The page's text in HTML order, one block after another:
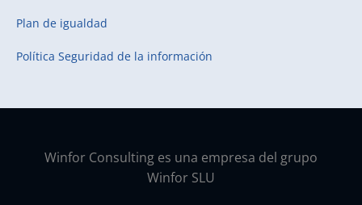
Plan de igualdad
Política Seguridad de la información
Winfor Consulting es una empresa del grupo
Winfor SLU